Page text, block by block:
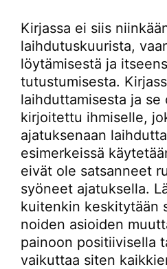
Kirjassa ei siis
laihdutuskuurista,
löytämisestä ja
tutustumisesta.
laihduttamisesta ja se
kirjoitettu ihmiselle,
ajatuksenaan
esimerkeissä
eivät ole satsanneet
syöneet ajatuksella.
kuitenkin keskitytään
noiden asioiden
painoon positiivisella
vaikuttaa siten